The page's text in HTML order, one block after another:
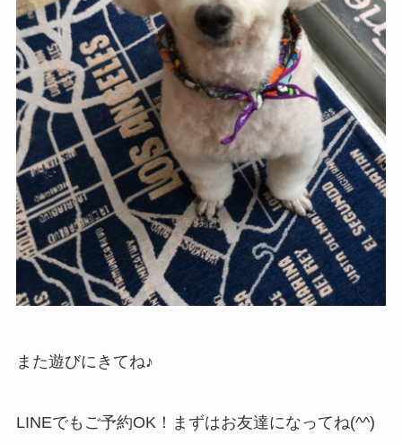
また遊びにきてね♪
LINEでもご予約OK！まずはお友達になってね(^^)